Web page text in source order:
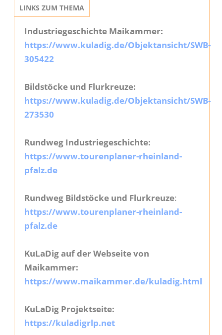
LINKS ZUM THEMA
Industriegeschichte Maikammer:
https://www.kuladig.de/Objektansicht/SWB-
305422
Bildstöcke und Flurkreuze:
https://www.kuladig.de/Objektansicht/SWB-
273530
Rundweg Industriegeschichte:
https://www.tourenplaner-rheinland-
pfalz.de
Rundweg Bildstöcke und Flurkreuze:
https://www.tourenplaner-rheinland-
pfalz.de
KuLaDig auf der Webseite von
Maikammer:
https://www.maikammer.de/kuladig.html
KuLaDig Projektseite:
https://kuladigrlp.net